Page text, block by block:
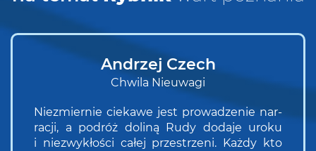
Andrzej Czech
Chwila Nieuwagi
Nie­zmier­nie cie­ka­we jest pro­wa­dze­nie nar­
ra­cji, a po­dróż do­li­ną Rudy do­da­je uroku
i nie­zwy­kło­ści całej prze­strze­ni. Każdy kto